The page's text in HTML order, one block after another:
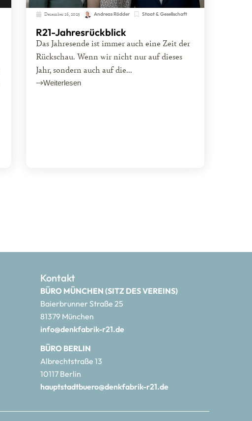
Dezember 16, 2025 Andreas Rödder Staat & Gesellschaft
R21-Jahresrückblick
Das Jahresende ist immer auch eine Zeit der
Rückschau. Wenn wir nicht nur auf dieses
Jahr, sondern auch auf die...
Weiterlesen
Kontakt
BÜRO MÜNCHEN (SITZ DES VEREINS)
Baierbrunner Straße 25
81379 München
info@denkfabrik-r21.de
BÜRO BERLIN
Albrechtstraße 13
10117 Berlin
hauptstadtbuero@denkfabrik-r21.de